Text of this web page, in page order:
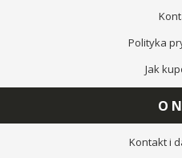
Polityka
Jak
O
Kontakt i